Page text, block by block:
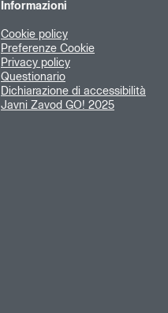
Informazioni
Cookie policy
Preferenze Cookie
Privacy policy
Questionario
Dichiarazione di accessibilità
Javni Zavod GO! 2025